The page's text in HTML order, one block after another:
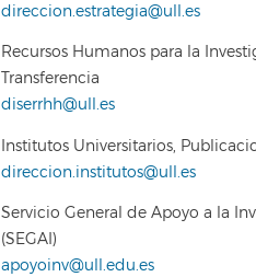
direccion.estrategia@ull.es
Recursos Humanos para la
Transferencia
diserrhh@ull.es
Institutos Universitarios,
direccion.institutos@ull.es
Servicio General de Apoyo a la
(SEGAI)
apoyoinv@ull.edu.es